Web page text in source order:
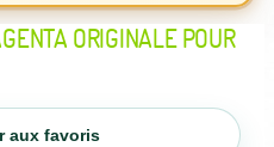
ORIGINALE POUR
aux favoris